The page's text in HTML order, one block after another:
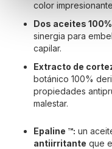
color
Dos aceites
sinergia para
capilar.
Extracto de
botánico 100%
propiedades
malestar.
Epaline ™: un
antiirritante que